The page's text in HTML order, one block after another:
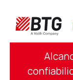
conteúdo